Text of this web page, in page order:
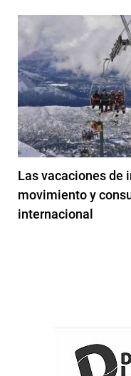
Las vacaciones de
movimiento y
internacional